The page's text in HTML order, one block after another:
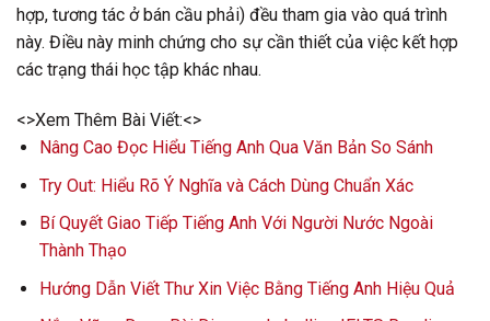
hợp, tương tác ở bán cầu phải) đều tham gia vào quá trình
này. Điều này minh chứng cho sự cần thiết của việc kết hợp
các trạng thái học tập khác nhau.
<>Xem Thêm Bài Viết:<>
Nâng Cao Đọc Hiểu Tiếng Anh Qua Văn Bản So Sánh
Try Out: Hiểu Rõ Ý Nghĩa và Cách Dùng Chuẩn Xác
Bí Quyết Giao Tiếp Tiếng Anh Với Người Nước Ngoài
Thành Thạo
Hướng Dẫn Viết Thư Xin Việc Bằng Tiếng Anh Hiệu Quả